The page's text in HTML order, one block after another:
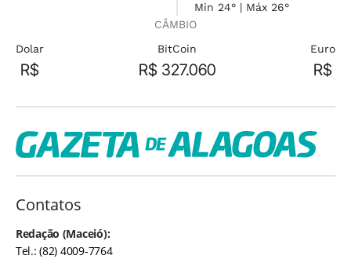
Min 24° | Máx 26°
CÂMBIO
Dolar
R$
BitCoin
R$ 327.060
Euro
R$
Contatos
Redação (Maceió):
Tel.: (82) 4009-7764